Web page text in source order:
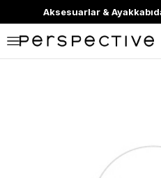
Aksesuarlar &